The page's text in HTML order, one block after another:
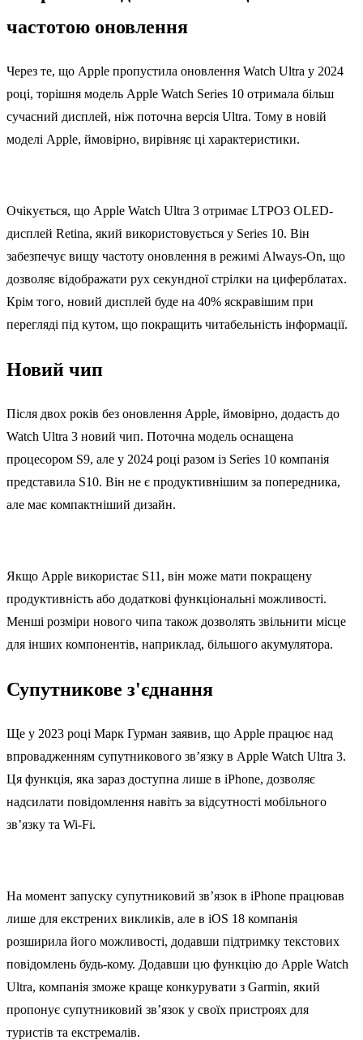
частотою оновлення
Через те, що Apple пропустила оновлення Watch Ultra у 2024
році, торішня модель Apple Watch Series 10 отримала більш
сучасний дисплей, ніж поточна версія Ultra. Тому в новій
моделі Apple, ймовірно, вирівняє ці характеристики.
Очікується, що Apple Watch Ultra 3 отримає LTPO3 OLED-
дисплей Retina, який використовується у Series 10. Він
забезпечує вищу частоту оновлення в режимі Always-On, що
дозволяє відображати рух секундної стрілки на циферблатах.
Крім того, новий дисплей буде на 40% яскравішим при
перегляді під кутом, що покращить читабельність інформації.
Новий чип
Після двох років без оновлення Apple, ймовірно, додасть до
Watch Ultra 3 новий чип. Поточна модель оснащена
процесором S9, але у 2024 році разом із Series 10 компанія
представила S10. Він не є продуктивнішим за попередника,
але має компактніший дизайн.
Якщо Apple використає S11, він може мати покращену
продуктивність або додаткові функціональні можливості.
Менші розміри нового чипа також дозволять звільнити місце
для інших компонентів, наприклад, більшого акумулятора.
Супутникове з'єднання
Ще у 2023 році Марк Гурман заявив, що Apple працює над
впровадженням супутникового зв’язку в Apple Watch Ultra 3.
Ця функція, яка зараз доступна лише в iPhone, дозволяє
надсилати повідомлення навіть за відсутності мобільного
зв’язку та Wi-Fi.
На момент запуску супутниковий зв’язок в iPhone працював
лише для екстрених викликів, але в iOS 18 компанія
розширила його можливості, додавши підтримку текстових
повідомлень будь-кому. Додавши цю функцію до Apple Watch
Ultra, компанія зможе краще конкурувати з Garmin, який
пропонує супутниковий зв’язок у своїх пристроях для
туристів та екстремалів.